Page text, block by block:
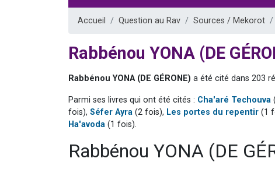
Accueil Question au Rav Sources / Mekorot
Rabbénou YONA (DE
Rabbénou YONA (DE GÉRONE) a été cité dans 203
Parmi ses livres qui ont été cités : Cha'aré Techouva
fois), Séfer Ayra (2 fois), Les portes du repentir (1
Ha'avoda (1 fois).
Rabbénou YONA (DE